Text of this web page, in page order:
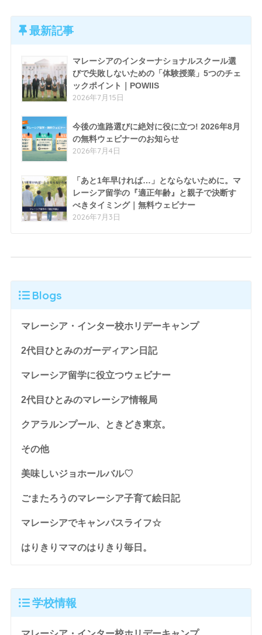
最新記事
マレーシアのインターナショナルスクール選
びで失敗しないための「体験授業」5つのチェ
ックポイント｜POWIIS
2026年7月15日
今後の進路選びに絶対に役に立つ! 2026年8月
の無料ウェビナーのお知らせ
2026年7月4日
「あと1年早ければ…」とならないために。マ
レーシア留学の『適正年齢』と親子で決断す
べきタイミング｜無料ウェビナー
2026年7月3日
Blogs
マレーシア・インター校ホリデーキャンプ
2代目ひとみのガーディアン日記
マレーシア留学に役立つウェビナー
2代目ひとみのマレーシア情報局
クアラルンプール、ときどき東京。
その他
美味しいジョホールバル♡
ごまたろうのマレーシア子育て絵日記
マレーシアでキャンパスライフ☆
はりきりママのはりきり毎日。
学校情報